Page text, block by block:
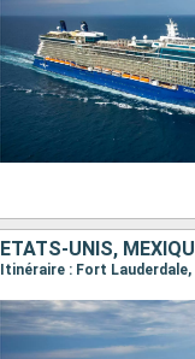
ÉTATS-UNIS,
Itinéraire : Fort